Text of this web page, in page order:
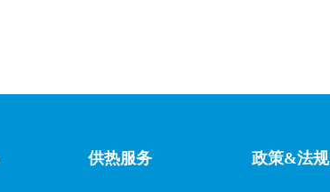
供热服务 政策&法规